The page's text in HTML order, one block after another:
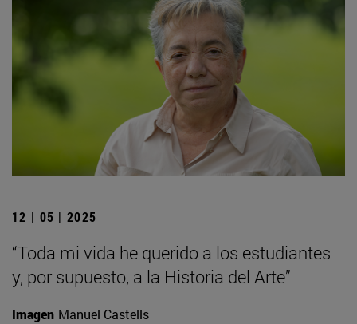
12 | 05 | 2025
“Toda mi vida he querido a los estudiantes
y, por supuesto, a la Historia del Arte”
Imagen Manuel Castells